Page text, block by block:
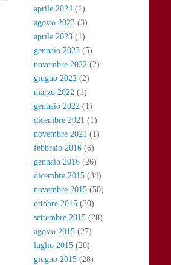
aprile 2024 (1)
agosto 2023 (3)
aprile 2023 (1)
gennaio 2023 (5)
novembre 2022 (2)
giugno 2022 (2)
marzo 2022 (1)
gennaio 2022 (1)
dicembre 2021 (1)
novembre 2021 (1)
febbraio 2016 (6)
gennaio 2016 (26)
dicembre 2015 (34)
novembre 2015 (50)
ottobre 2015 (30)
settembre 2015 (28)
agosto 2015 (27)
luglio 2015 (20)
giugno 2015 (28)